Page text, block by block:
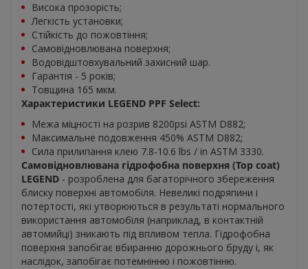
Висока прозорість;
Легкість установки;
Стійкість до пожовтіння;
Самовідновлювана поверхня;
Водовідштовхувальний захисний шар.
Гарантія - 5 років;
Товщина 165 мкм.
Характеристики LEGEND PPF Select:
Межа міцності на розрив 8200psi ASTM D882;
Максимальне подовження 450% ASTM D882;
Сила прилипання клею 7.8-10.6 lbs / in ASTM 3330.
Самовідновлювана гідрофобна поверхня (Top coat)
LEGEND - розроблена для багаторічного збереження
блиску поверхні автомобіля. Невеликі подряпини і
потертості, які утворюються в результаті нормального
використання автомобіля (наприклад, в контактній
автомийці) зникають під впливом тепла. Гідрофобна
поверхня запобігає вбиранню дорожнього бруду і, як
наслідок, запобігає потемнінню і пожовтінню.